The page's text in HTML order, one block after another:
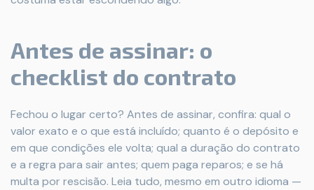
Antes de assinar: o
checklist do contrato
Fechou o lugar certo? Antes de assinar, confira: qual o
valor exato e o que está incluído; quanto é o depósito e
em que condições ele volta; qual a duração do contrato
e a regra para sair antes; quem paga reparos; e se há
multa por rescisão. Leia tudo, mesmo em outro idioma —